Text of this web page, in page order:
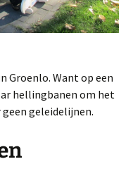
Groenlo. Want op een
hellingbanen om het
geleidelijnen.